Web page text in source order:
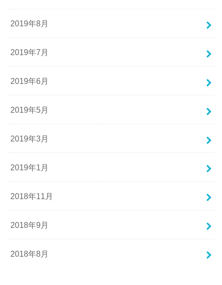
2019年8月
2019年7月
2019年6月
2019年5月
2019年3月
2019年1月
2018年11月
2018年9月
2018年8月